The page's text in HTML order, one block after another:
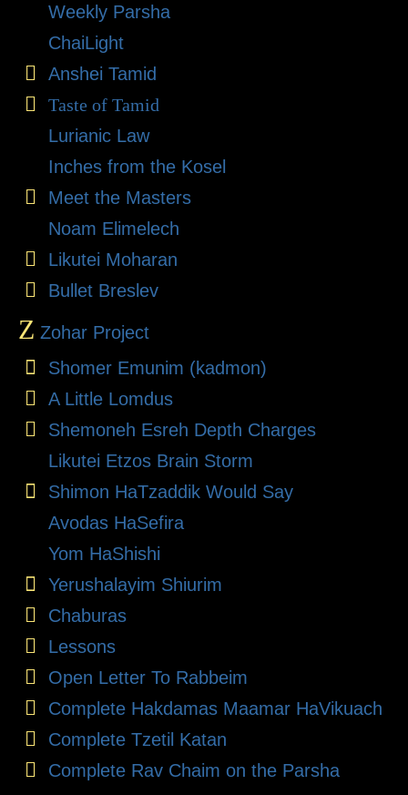
Weekly Parsha
ChaiLight
Anshei Tamid
Taste of Tamid
Lurianic Law
Inches from the Kosel
Meet the Masters
Noam Elimelech
Likutei Moharan
Bullet Breslev
Z Zohar Project
Shomer Emunim (kadmon)
A Little Lomdus
Shemoneh Esreh Depth Charges
Likutei Etzos Brain Storm
Shimon HaTzaddik Would Say
Avodas HaSefira
Yom HaShishi
Yerushalayim Shiurim
Chaburas
Lessons
Open Letter To Rabbeim
Complete Hakdamas Maamar HaVikuach
Complete Tzetil Katan
Complete Rav Chaim on the Parsha